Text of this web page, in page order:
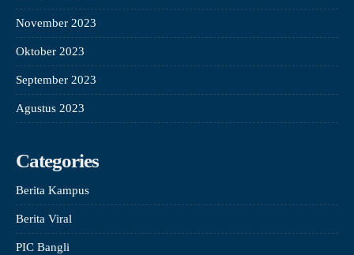
November 2023
Oktober 2023
September 2023
Agustus 2023
Categories
Berita Kampus
Berita Viral
PIC Bangli